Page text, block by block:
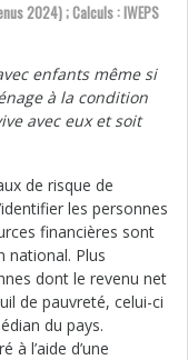
2024) ; Calculs : IWEPS
enfants même si
à la condition
avec eux et soit
de risque de
les personnes
financières sont
national. Plus
dont le revenu net
de pauvreté, celui-ci
du pays.
à l’aide d’une